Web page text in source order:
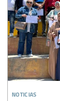
noticias